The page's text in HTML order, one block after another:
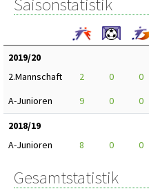
Saisonstatistik
2019/20
2.Mannschaft
2 0 0
A-Junioren
9 0 0
2018/19
A-Junioren
8 0 0
Gesamtstatistik